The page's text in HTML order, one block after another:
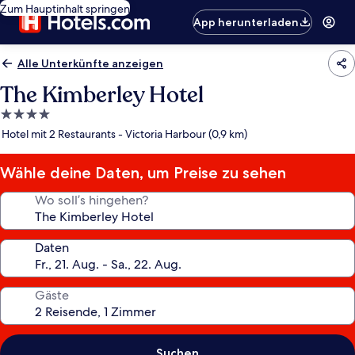
Zum Hauptinhalt springen
App herunterladen
Alle Unterkünfte anzeigen
The Kimberley Hotel
4.0-
Sterne-
Hotel mit 2 Restaurants - Victoria Harbour (0,9 km)
Wähle deine Daten, um Preise zu sehen
Wo soll’s hingehen?
Daten
Gäste